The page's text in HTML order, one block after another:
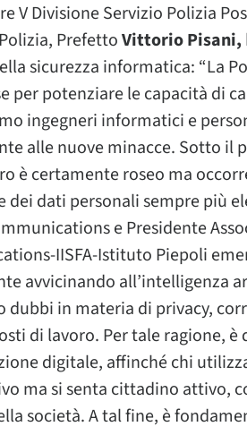
V Divisione Servizio Polizia
PrefettoVittorio Pisani,
sicurezza informatica: “La
per potenziare le capacità di
ingegneri informatici e
alle nuove minacce. Sotto
è certamente roseo ma
dati personali sempre più
e Presidente
IISFA-Istituto Piepoli
avvicinando all’intelligenza
dubbi in materia di privacy,
di lavoro. Per tale ragione, è
digitale, affinché chi
ma si senta cittadino attivo,
società. A tal fine, è